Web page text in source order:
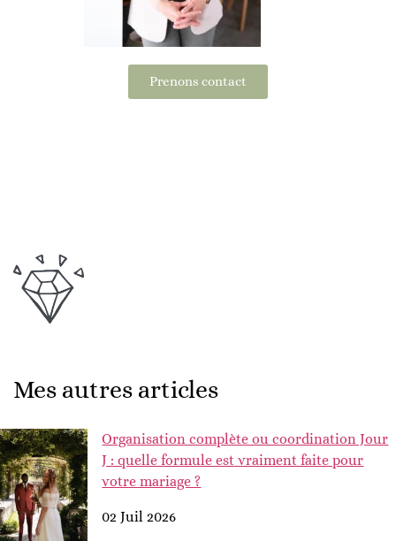
Prenons contact
Mes autres articles
Organisation complète ou coordination Jour
J : quelle formule est vraiment faite pour
votre mariage ?
02 Juil 2026